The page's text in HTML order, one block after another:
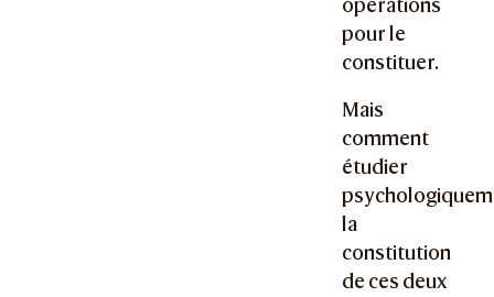
opérations
pour le
constituer.
Mais
comment
étudier
la
constitution
de ces deux